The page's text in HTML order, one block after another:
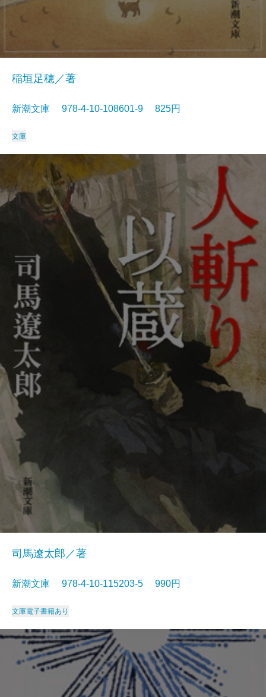
稲垣足穂／著
新潮文庫 978-4-10-108601-9 825円
文庫
司馬遼太郎／著
新潮文庫 978-4-10-115203-5 990円
文庫電子書籍あり